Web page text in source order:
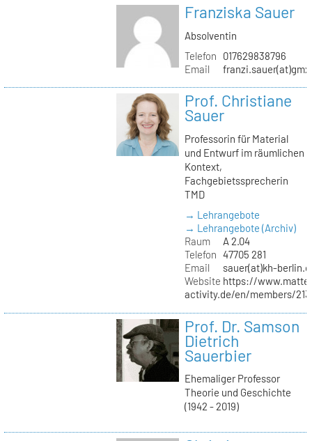
Franziska Sauer
Absolventin
Telefon
017629838796
Email
Prof. Christiane
Sauer
Professorin für Material
und Entwurf im räumlichen
Kontext,
Fachgebietssprecherin
TMD
→ Lehrangebote
→ Lehrangebote (Archiv)
Raum
A 2.04
Telefon 47705 281
Email
sauer(at)kh-
Website https://
activity.de/en/members/
Prof. Dr. Samson
Dietrich
Sauerbier
Ehemaliger Professor
Theorie und Geschichte
(1942 - 2019)